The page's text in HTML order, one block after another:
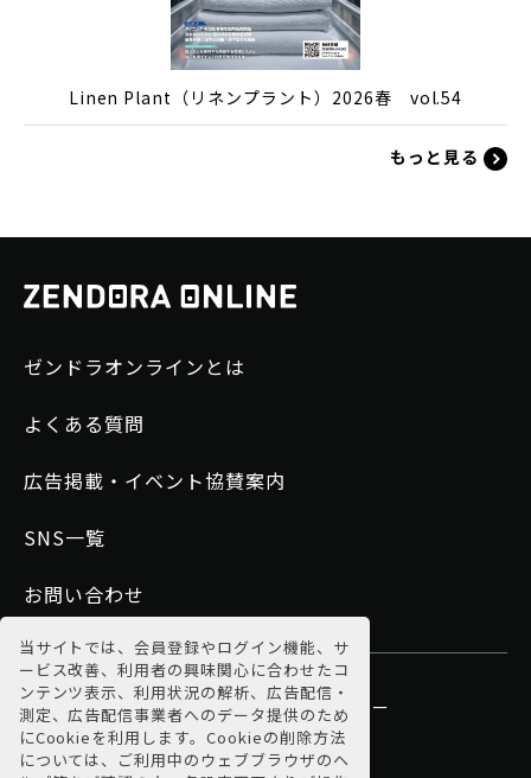
当サイトでは、会員登録やログイン機能、サ
ービス改善、利用者の興味関心に合わせたコ
ンテンツ表示、利用状況の解析、広告配信・
測定、広告配信事業者へのデータ提供のため
にCookieを利用します。Cookieの削除方法
については、ご利用中のウェブブラウザのヘ
Linen Plant（リネンプラント）2026春 vol.54
もっと見る
ゼンドラオンラインとは
よくある質問
広告掲載・イベント協賛案内
SNS一覧
お問い合わせ
運営会社 利用規約
プライバシーポリシー
特商法に基づく表示